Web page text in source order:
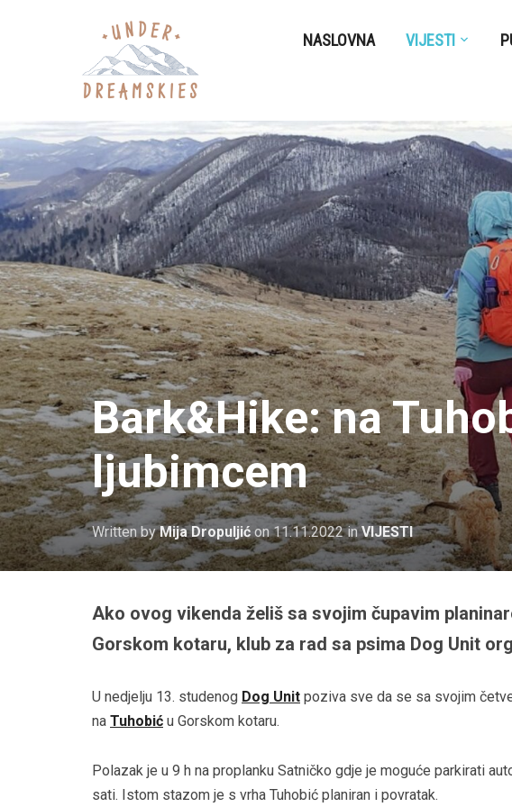
NASLOVNA VIJESTI
Bark&Hike: na
ljubimcem
Written byMija Dropuljić on11.11.2022 inVIJESTI
Ako ovog vikenda želiš sa svojim čupavim
Gorskom kotaru, klub za rad sa psima Dog Unit
U nedjelju 13. studenog Dog Unit poziva sve da se sa svojim
na Tuhobić u Gorskom kotaru.
Polazak je u 9 h na proplanku Satničko gdje je moguće parkirati
sati. Istom stazom je s vrha Tuhobić planiran i povratak.